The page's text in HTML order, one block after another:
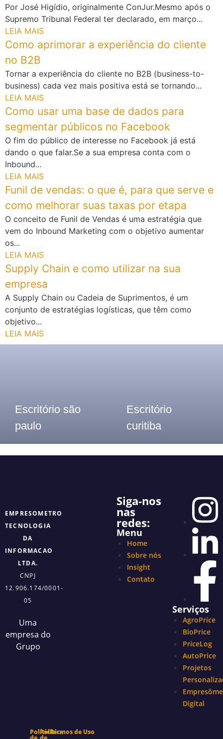
Por José Higídio, originalmente ConJur.Mesmo após o
Supremo Tribunal Federal ter declarado, em março...
LEIA MAIS
Como aprimorar a experiência do cliente
no B2B
Tornar a experiência do cliente no B2B (business-to-
business) cada vez mais positiva está se tornando...
LEIA MAIS
Como usar uma base de dados para
segmentar públicos no Facebook
O fim do público de interesse no Facebook já está
dando o que falar.Se a sua empresa conta com o
Inbound...
LEIA MAIS
Funil de vendas: o que é, para que serve e
como melhorar suas taxas por etapa
O conceito de Funil de Vendas é uma estratégia que
vem do Inbound Marketing com o objetivo aumentar
os...
LEIA MAIS
Supply Chain e como utilizar na sua
empresa
A Supply Chain ou Cadeia de Suprimentos, é um
conjunto de estratégias logísticas, que têm como
objetivo...
LEIA MAIS
Escritório são
paulo
Escritório
curitiba
EMPRESOMETRO
TECNOLOGIA
DA
INFORMACAO
LTDA.
CNPJ
12.906.174/0001-
05
Uma
empresa do
Grupo
Siga-nos
nas
redes:
Menu
Home
Sobre nós
Insight
Contato
Serviços
AgroPrice
BioPrice
PriceLog
AutoPrice
Projetos
Digital
Política
Política
Termos de Uso